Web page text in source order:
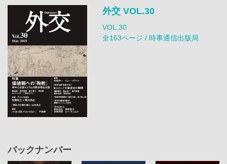
外交 VOL.30
VOL.30
全163ページ / 時事通信出版局
バックナンバー